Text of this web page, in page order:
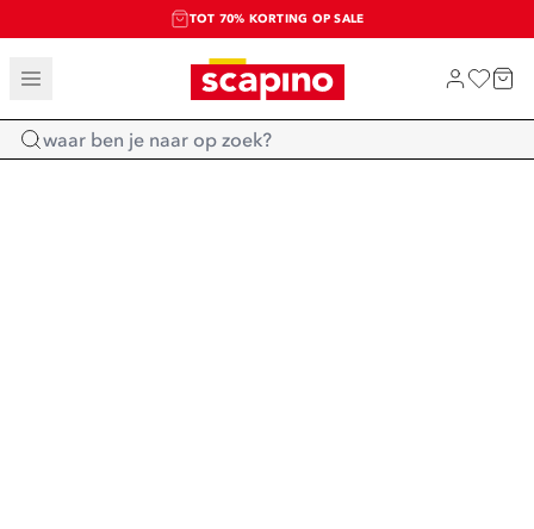
TOT 70% KORTING OP SALE
SALE: LAATSTE KANS!
SHOP NIEUW
Home